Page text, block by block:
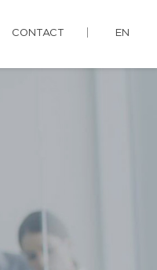
CONTACT EN